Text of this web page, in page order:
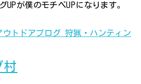
UPが僕のモチベUPになります。
村